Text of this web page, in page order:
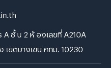
A ชั้ น 2 ห้ องเลขที่ A210A
ขตบางเขน กทม. 10230